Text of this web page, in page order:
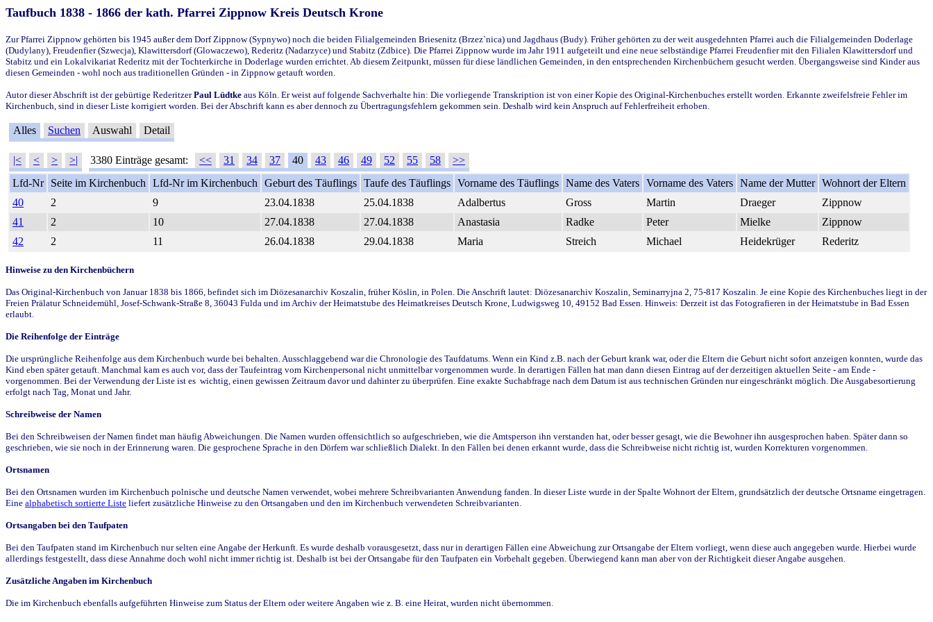
Taufbuch 1838 - 1866 der kath. Pfarrei Zippnow Kreis Deutsch Krone
Zur Pfarrei Zippnow gehörten bis 1945 außer dem Dorf Zippnow (Sypnywo) noch die beiden Filialgemeinden Briesenitz (Brzez`nica) und Jagdhaus (Budy). Früher gehörten zu der weit ausgedehnten Pfarrei auch die Filialgemeinden Doderlage
(Dudylany), Freudenfier (Szwecja), Klawittersdorf (Glowaczewo), Rederitz (Nadarzyce) und Stabitz (Zdbice). Die Pfarrei Zippnow wurde im Jahr 1911 aufgeteilt und eine neue selbständige Pfarrei Freudenfier mit den Filialen Klawittersdorf und
Stabitz und ein Lokalvikariat Rederitz mit der Tochterkirche in Doderlage wurden errichtet. Ab diesem Zeitpunkt, müssen für diese ländlichen Gemeinden, in den entsprechenden Kirchenbüchern gesucht werden. Übergangsweise sind Kinder aus
diesen Gemeinden - wohl noch aus traditionellen Gründen - in Zippnow getauft worden.
Autor dieser Abschrift ist der gebürtige RederitzerPaul Lüdtke aus Köln. Er weist auf folgende Sachverhalte hin: Die vorliegende Transkription ist von einer Kopie des Original-Kirchenbuches erstellt worden. Erkannte zweifelsfreie Fehler im
Kirchenbuch, sind in dieser Liste korrigiert worden. Bei der Abschrift kann es aber dennoch zu Übertragungsfehlern gekommen sein. Deshalb wird kein Anspruch auf Fehlerfreiheit erhoben.
Alles Suchen Auswahl Detail
|< < > >| 3380 Einträge gesamt: << 31 34 37 40 43 46 49 52 55 58
>>
Lfd-Nr
Seite im Kirchenbuch Lfd-Nr im Kirchenbuch Geburt des Täuflings Taufe des Täuflings Vorname des Täuflings Name des Vaters Vorname des Vaters Name der Mutter Wohnort der Eltern
40
2 9 23.04.1838 25.04.1838 Adalbertus Gross Martin Draeger
Zippnow
41
2 10 27.04.1838 27.04.1838 Anastasia Radke Peter Mielke
Zippnow
42
2 11 26.04.1838 29.04.1838 Maria Streich Michael Heidekrüger Rederitz
Hinweise zu den Kirchenbüchern
Das Original-Kirchenbuch von Januar 1838 bis 1866, befindet sich im Diözesanarchiv Koszalin, früher Köslin, in Polen. Die Anschrift lautet: Diözesanarchiv Koszalin, Seminarryjna 2, 75-817 Koszalin. Je eine Kopie des Kirchenbuches liegt in der
Freien Prälatur Schneidemühl, Josef-Schwank-Straße 8, 36043 Fulda und im Archiv der Heimatstube des Heimatkreises Deutsch Krone, Ludwigsweg 10, 49152 Bad Essen. Hinweis: Derzeit ist das Fotografieren in der Heimatstube in Bad Essen
erlaubt.
Die Reihenfolge der Einträge
Die ursprüngliche Reihenfolge aus dem Kirchenbuch wurde bei behalten. Ausschlaggebend war die Chronologie des Taufdatums. Wenn ein Kind z.B. nach der Geburt krank war, oder die Eltern die Geburt nicht sofort anzeigen konnten, wurde das
Kind eben später getauft. Manchmal kam es auch vor, dass der Taufeintrag vom Kirchenpersonal nicht unmittelbar vorgenommen wurde. In derartigen Fällen hat man dann diesen Eintrag auf der derzeitigen aktuellen Seite - am Ende -
vorgenommen. Bei der Verwendung der Liste ist es wichtig, einen gewissen Zeitraum davor und dahinter zu überprüfen. Eine exakte Suchabfrage nach dem Datum ist aus technischen Gründen nur eingeschränkt möglich. Die Ausgabesortierung
erfolgt nach Tag, Monat und Jahr.
Schreibweise der Namen
Bei den Schreibweisen der Namen findet man häufig Abweichungen. Die Namen wurden offensichtlich so aufgeschrieben, wie die Amtsperson ihn verstanden hat, oder besser gesagt, wie die Bewohner ihn ausgesprochen haben. Später dann so
geschrieben, wie sie noch in der Erinnerung waren. Die gesprochene Sprache in den Dörfern war schließlich Dialekt. In den Fällen bei denen erkannt wurde, dass die Schreibweise nicht richtig ist, wurden Korrekturen vorgenommen.
Ortsnamen
Bei den Ortsnamen wurden im Kirchenbuch polnische und deutsche Namen verwendet, wobei mehrere Schreibvarianten Anwendung fanden. In dieser Liste wurde in der Spalte Wohnort der Eltern, grundsätzlich der deutsche Ortsname eingetragen.
Eine alphabetisch sortierte Liste liefert zusätzliche Hinweise zu den Ortsangaben und den im Kirchenbuch verwendeten Schreibvarianten.
Ortsangaben bei den Taufpaten
Bei den Taufpaten stand im Kirchenbuch nur selten eine Angabe der Herkunft. Es wurde deshalb vorausgesetzt, dass nur in derartigen Fällen eine Abweichung zur Ortsangabe der Eltern vorliegt, wenn diese auch angegeben wurde. Hierbei wurde
allerdings festgestellt, dass diese Annahme doch wohl nicht immer richtig ist. Deshalb ist bei der Ortsangabe für den Taufpaten ein Vorbehalt gegeben. Überwiegend kann man aber von der Richtigkeit dieser Angabe ausgehen.
Zusätzliche Angaben im Kirchenbuch
Die im Kirchenbuch ebenfalls aufgeführten Hinweise zum Status der Eltern oder weitere Angaben wie z. B. eine Heirat, wurden nicht übernommen.